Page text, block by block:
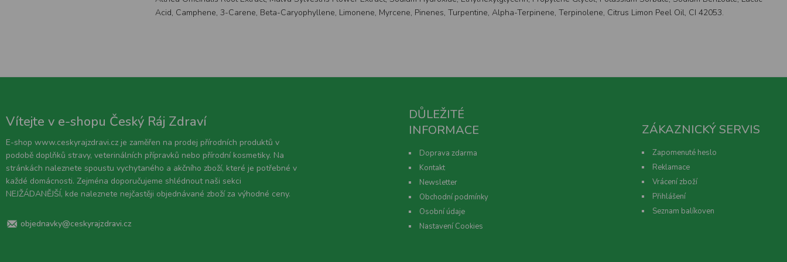
Acid, Camphene, 3-Carene, Beta-Caryophyllene, Limonene, Myrcene, Pinenes, Turpentine, Alpha-Terpinene, Terpinolene, Citrus Limon Peel Oil, CI 42053.
Vítejte v e-shopu Český Ráj Zdraví
E-shop www.ceskyrajzdravi.cz je zaměřen na prodej přírodních produktů v
podobě doplňků stravy, veterinálních přípravků nebo přírodní kosmetiky. Na
stránkách naleznete spoustu vychytaného a akčního zboží, které je potřebné v
každé domácnosti. Zejména doporučujeme shlédnout naši sekci
NEJŽÁDANĚJŠÍ, kde naleznete nejčastěji objednávané zboží za výhodné ceny.
objednavky@ceskyrajzdravi.cz
DŮLEŽITÉ
INFORMACE
Doprava zdarma
Kontakt
Newsletter
Obchodní podmínky
Osobní údaje
Nastavení Cookies
ZÁKAZNICKÝ SERVIS
Zapomenuté heslo
Reklamace
Vrácení zboží
Přihlášení
Seznam balíkoven